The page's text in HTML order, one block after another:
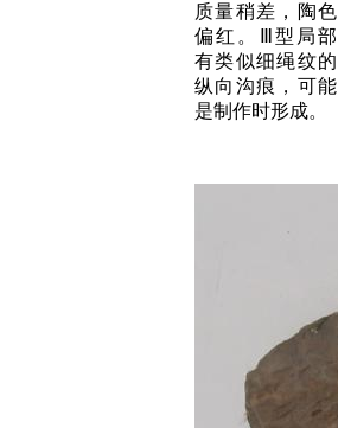
质量稍差，陶色
偏红。Ⅲ型局部
有类似细绳纹的
纵向沟痕，可能
是制作时形成。